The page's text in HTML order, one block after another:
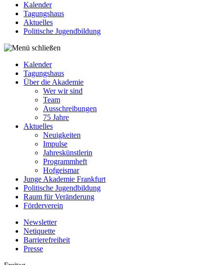
Kalender
Tagungshaus
Aktuelles
Politische Jugendbildung
Kalender
Tagungshaus
Über die Akademie
Wer wir sind
Team
Ausschreibungen
75 Jahre
Aktuelles
Neuigkeiten
Impulse
Jahreskünstlerin
Programmheft
Hofgeismar
Junge Akademie Frankfurt
Politische Jugendbildung
Raum für Veränderung
Förderverein
Newsletter
Netiquette
Barrierefreiheit
Presse